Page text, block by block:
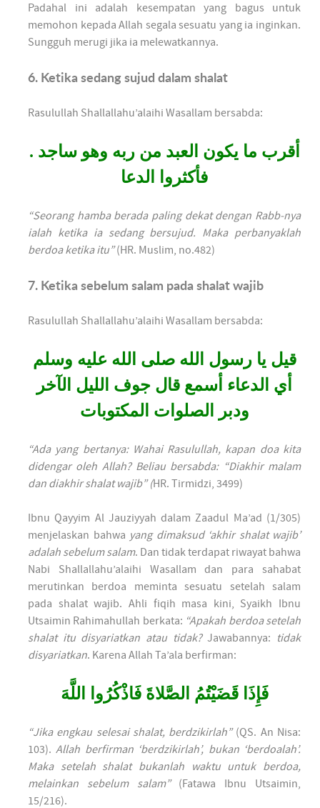
Padahal ini adalah kesempatan yang bagus untuk
memohon kepada Allah segala sesuatu yang ia inginkan.
Sungguh merugi jika ia melewatkannya.
6. Ketika sedang sujud dalam shalat
Rasulullah Shallallahu’alaihi Wasallam bersabda:
أقرب ما يكون العبد من ربه وهو ساجد .
فأكثروا الدعا
“Seorang hamba berada paling dekat dengan Rabb-nya
ialah ketika ia sedang bersujud. Maka perbanyaklah
berdoa ketika itu”(HR. Muslim, no.482)
7. Ketika sebelum salam pada shalat wajib
Rasulullah Shallallahu’alaihi Wasallam bersabda:
قيل يا رسول الله صلى الله عليه وسلم
أي الدعاء أسمع قال جوف الليل الآخر
ودبر الصلوات المكتوبات
“Ada yang bertanya: Wahai Rasulullah, kapan doa kita
didengar oleh Allah? Beliau bersabda: “Diakhir malam
dan diakhir shalat wajib” (HR. Tirmidzi, 3499)
Ibnu Qayyim Al Jauziyyah dalam Zaadul Ma’ad (1/305)
menjelaskan bahwa yang dimaksud ‘akhir shalat wajib’
adalah sebelum salam. Dan tidak terdapat riwayat bahwa
Nabi Shallallahu’alaihi Wasallam dan para sahabat
merutinkan berdoa meminta sesuatu setelah salam
pada shalat wajib. Ahli fiqih masa kini, Syaikh Ibnu
Utsaimin Rahimahullah berkata: “Apakah berdoa setelah
shalat itu disyariatkan atau tidak?Jawabannya:
tidak
disyariatkan. Karena Allah Ta’ala berfirman:
فَإِذَا قَضَيْتُمُ الصَّلاةَ فَاذْكُرُوا اللَّهَ
“Jika engkau selesai shalat, berdzikirlah”(QS. An Nisa:
103).Allah berfirman ‘berdzikirlah’, bukan ‘berdoalah’.
Maka setelah shalat bukanlah waktu untuk berdoa,
melainkan sebelum salam”(Fatawa Ibnu Utsaimin,
15/216).